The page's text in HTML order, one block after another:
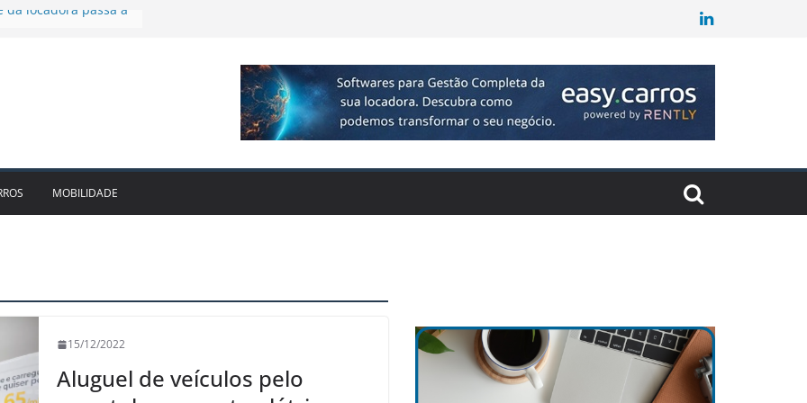
parceria para
leva Localiza
ao Sul
dois anos ganham
MOBILIDADE
15/12/2022
Aluguel de veículos pelo